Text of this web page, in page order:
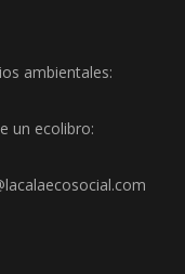
ambientales:
un ecolibro: